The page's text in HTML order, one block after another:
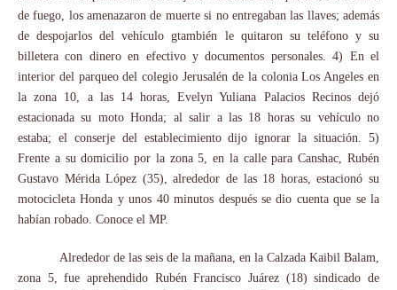
de fuego, los amenazaron de muerte si no entregaban las llaves; además
de despojarlos del vehículo gtambién le quitaron su teléfono y su
billetera con dinero en efectivo y documentos personales. 4) En el
interior del parqueo del colegio Jerusalén de la colonia Los Angeles en
la zona 10, a las 14 horas, Evelyn Yuliana Palacios Recinos dejó
estacionada su moto Honda; al salir a las 18 horas su vehículo no
estaba; el conserje del establecimiento dijo ignorar la situación. 5)
Frente a su domicilio por la zona 5, en la calle para Canshac, Rubén
Gustavo Mérida López (35), alrededor de las 18 horas, estacionó su
motocicleta Honda y unos 40 minutos después se dio cuenta que se la
habían robado. Conoce el MP.
Alrededor de las seis de la mañana, en la Calzada Kaibil Balam,
zona 5, fue aprehendido Rubén Francisco Juárez (18) sindicado de